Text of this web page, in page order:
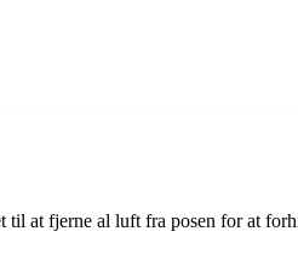
at fjerne al luft fra posen for at